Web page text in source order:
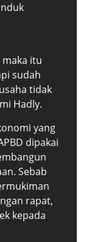
itu
sudah
tidak
Hadly.
yang
dipakai
Sebab
rapat,
kepada